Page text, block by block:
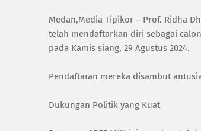
Medan,Media Tipikor – Prof. Ridha
telah mendaftarkan diri sebagai
pada Kamis siang, 29 Agustus 2024.
Pendaftaran mereka disambut
Dukungan Politik yang Kuat